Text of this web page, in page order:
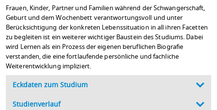
Frauen, Kinder, Partner und Familien während der Schwangerschaft,
Geburt und dem Wochenbett verantwortungsvoll und unter
Berücksichtigung der konkreten Lebenssituation in all ihren Facetten
zu begleiten ist ein weiterer wichtiger Baustein des Studiums. Dabei
wird Lernen als ein Prozess der eigenen beruflichen Biografie
verstanden, die eine fortlaufende persönliche und fachliche
Weiterentwicklung impliziert.
Eckdaten zum Studium
Studienverlauf